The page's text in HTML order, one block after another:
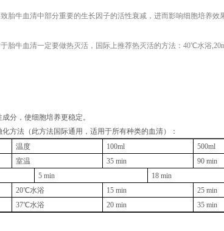
胎牛血清中部分重要的生长因子的活性衰减，进而影响细胞培养效
胎牛血清一定要做热灭活，国际上推荐热灭活的方法： 40℃水浴
分，使细胞培养更稳定。
化方法（此方法国际通用，适用于所有种类的血清）：
温度 100ml 500ml
室温 35 min 90 min
5 min 18 min
20℃水浴 15 min 25 min
37℃水浴 20 min 35 min